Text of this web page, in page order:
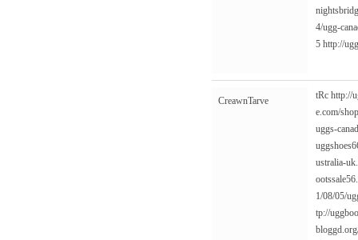
4/ugg-
5 http://
CreawnTarve tRc http://
e.com/
uggs-
ustralia-
1/08/05/
tp://